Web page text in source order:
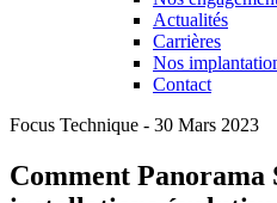
Actualités
Carrières
Nos
Contact
Focus Technique - 30 Mars 2023
Comment Panorama